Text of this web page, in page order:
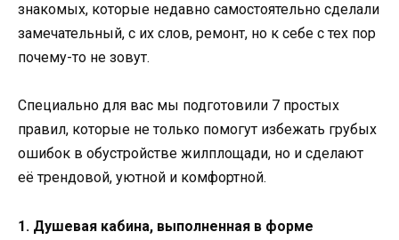
знакомых, которые недавно самостоятельно сделали
замечательный, с их слов, ремонт, но к себе с тех пор
почему-то не зовут.
Специально для вас мы подготовили 7 простых
правил, которые не только помогут избежать грубых
ошибок в обустройстве жилплощади, но и сделают
её трендовой, уютной и комфортной.
1. Душевая кабина, выполненная в форме